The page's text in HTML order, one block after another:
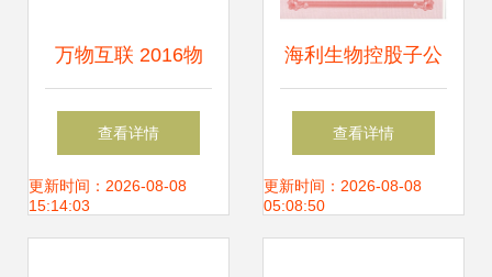
万物互联 2016物
联网大会推动技术
落地与跨界融合
查看详情
更新时间：2026-08-08
15:14:03
海利生物控股子公
司金海生物荣获陕
西省农业技术推广
查看详情
更新时间：2026-08-08
05:08:50